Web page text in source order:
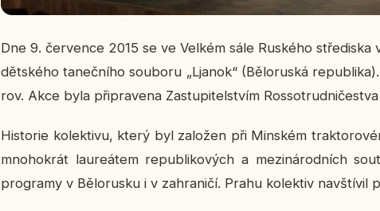
Dne 9. čer­ven­ce 2015 se ve Velkém sále Rus­ké­ho
dět­ské­ho ta­neč­ní­ho sou­bo­ru „Ljanok“ (Bě­lo­rus­ká
rov. Akce byla při­pra­ve­na Za­stu­pi­tel­stvím Ros­so­trud­ni­čestva
His­to­rie ko­lek­ti­vu, který byl za­lo­žen při Min­ském
mno­ho­krát lau­re­á­tem re­pub­li­ko­vých a me­zi­ná­rod­ních
pro­gra­my v Bě­lo­rus­ku i v za­hra­ni­čí. Prahu ko­lek­tiv na­vští­vil